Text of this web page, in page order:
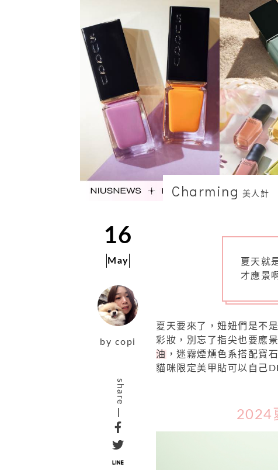
Charming 美人計
16
May
by copi
share
夏天就
才應景
夏天要來了，妞妞們是不
彩妝，別忘了指尖也要應景
油 ，迷霧煙燻色系搭配寶
貓咪限定美甲貼可以自己
2024